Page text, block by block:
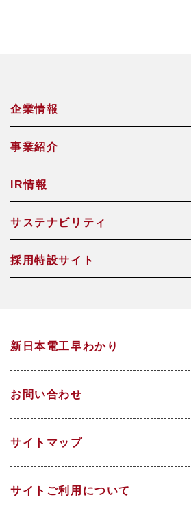
企業情報
社長メッセージ（ごあいさつ）
沿革
事業紹介
合金鉄事業
焼却灰資源化事業
研究開発
IR情報
株主・投資家の皆さまへ
サステナビリティ
社長メッセージ（ごあいさつ）
環境
DX
人的資本経営
採用特設サイト
高校生・技能職サイト
新日本電工早わかり
お問い合わせ
サイトマップ
サイトご利用について